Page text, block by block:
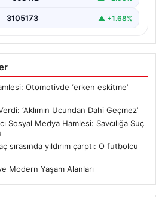
3105173 ▲ +1.68%
Otomotivde ‘erken eskitme’
‘Aklımın Ucundan Dahi Geçmez’
Sosyal Medya Hamlesi: Savcılığa Suç
sırasında yıldırım çarptı: O futbolcu
Modern Yaşam Alanları